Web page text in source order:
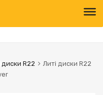
диски R22
Литі диски R22